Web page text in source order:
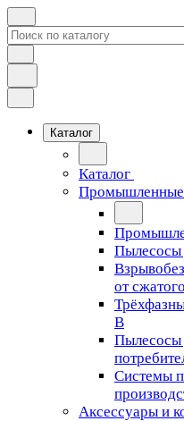
Каталог
Каталог
Пылесосы
от
В
Пылесосы
Системы
Аксессуары и